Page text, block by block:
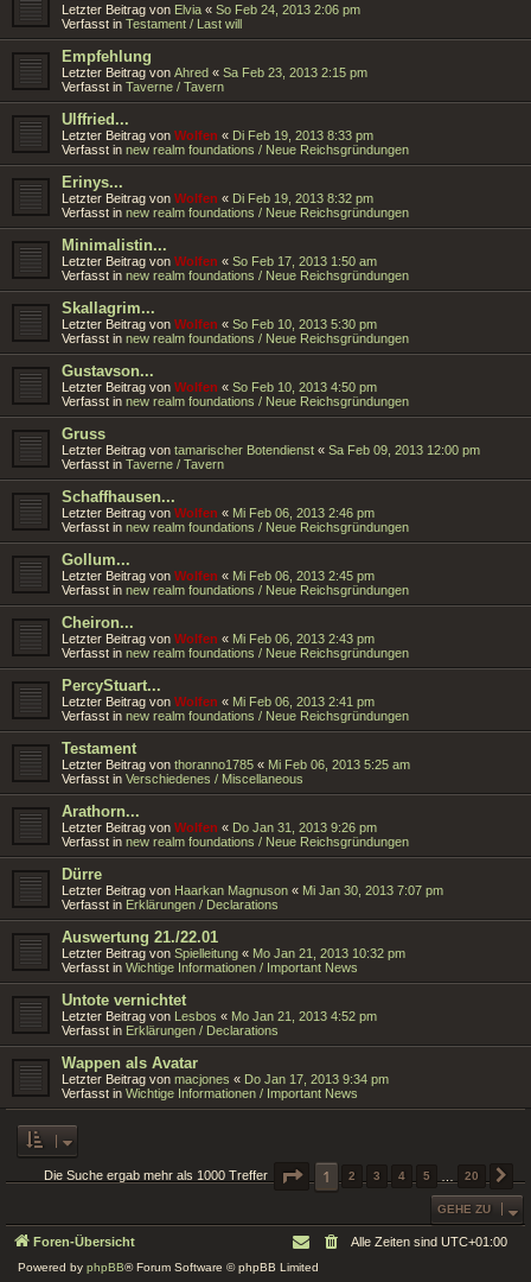
Letzter Beitrag von Elvia « So Feb 24, 2013 2:06 pm
Verfasst in Testament / Last will
Empfehlung
Letzter Beitrag von Ahred « Sa Feb 23, 2013 2:15 pm
Verfasst in Taverne / Tavern
Ulffried...
Letzter Beitrag von Wolfen « Di Feb 19, 2013 8:33 pm
Verfasst in new realm foundations / Neue Reichsgründungen
Erinys...
Letzter Beitrag von Wolfen « Di Feb 19, 2013 8:32 pm
Verfasst in new realm foundations / Neue Reichsgründungen
Minimalistin...
Letzter Beitrag von Wolfen « So Feb 17, 2013 1:50 am
Verfasst in new realm foundations / Neue Reichsgründungen
Skallagrim...
Letzter Beitrag von Wolfen « So Feb 10, 2013 5:30 pm
Verfasst in new realm foundations / Neue Reichsgründungen
Gustavson...
Letzter Beitrag von Wolfen « So Feb 10, 2013 4:50 pm
Verfasst in new realm foundations / Neue Reichsgründungen
Gruss
Letzter Beitrag von tamarischer Botendienst « Sa Feb 09, 2013 12:00 pm
Verfasst in Taverne / Tavern
Schaffhausen...
Letzter Beitrag von Wolfen « Mi Feb 06, 2013 2:46 pm
Verfasst in new realm foundations / Neue Reichsgründungen
Gollum...
Letzter Beitrag von Wolfen « Mi Feb 06, 2013 2:45 pm
Verfasst in new realm foundations / Neue Reichsgründungen
Cheiron...
Letzter Beitrag von Wolfen « Mi Feb 06, 2013 2:43 pm
Verfasst in new realm foundations / Neue Reichsgründungen
PercyStuart...
Letzter Beitrag von Wolfen « Mi Feb 06, 2013 2:41 pm
Verfasst in new realm foundations / Neue Reichsgründungen
Testament
Letzter Beitrag von thoranno1785 « Mi Feb 06, 2013 5:25 am
Verfasst in Verschiedenes / Miscellaneous
Arathorn...
Letzter Beitrag von Wolfen « Do Jan 31, 2013 9:26 pm
Verfasst in new realm foundations / Neue Reichsgründungen
Dürre
Letzter Beitrag von Haarkan Magnuson « Mi Jan 30, 2013 7:07 pm
Verfasst in Erklärungen / Declarations
Auswertung 21./22.01
Letzter Beitrag von Spielleitung « Mo Jan 21, 2013 10:32 pm
Verfasst in Wichtige Informationen / Important News
Untote vernichtet
Letzter Beitrag von Lesbos « Mo Jan 21, 2013 4:52 pm
Verfasst in Erklärungen / Declarations
Wappen als Avatar
Letzter Beitrag von macjones « Do Jan 17, 2013 9:34 pm
Verfasst in Wichtige Informationen / Important News
Die Suche ergab mehr als 1000 Treffer SEITE 1VON
1 2 3 4 5 20
GEHE ZU
Foren-Übersicht Alle Zeiten sind UTC+01:00
Powered by phpBB® Forum Software © phpBB Limited